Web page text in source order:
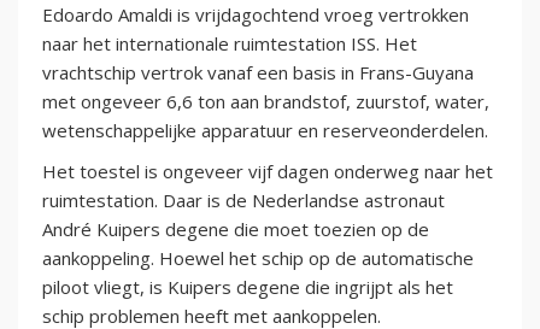
Edoardo Amaldi is vrijdagochtend vroeg vertrokken
naar het internationale ruimtestation ISS. Het
vrachtschip vertrok vanaf een basis in Frans-Guyana
met ongeveer 6,6 ton aan brandstof, zuurstof, water,
wetenschappelijke apparatuur en reserveonderdelen.
Het toestel is ongeveer vijf dagen onderweg naar het
ruimtestation. Daar is de Nederlandse astronaut
André Kuipers degene die moet toezien op de
aankoppeling. Hoewel het schip op de automatische
piloot vliegt, is Kuipers degene die ingrijpt als het
schip problemen heeft met aankoppelen.